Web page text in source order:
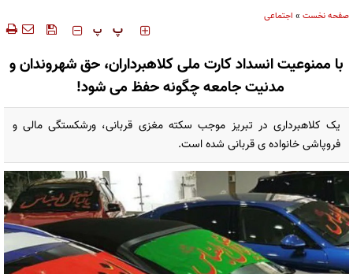
صفحه نخست » اجتماعی
‍‍‍ پ پ
با ممنوعیت انسداد کارت ملی کلاهبرداران، حق شهروندان و
مدنیت جامعه چگونه حفظ می شود!
یک کلاهبرداری در تبریز موجب سکته مغزی قربانی، ورشکستگی مالی و
فروپاشی خانواده ی قربانی شده است.